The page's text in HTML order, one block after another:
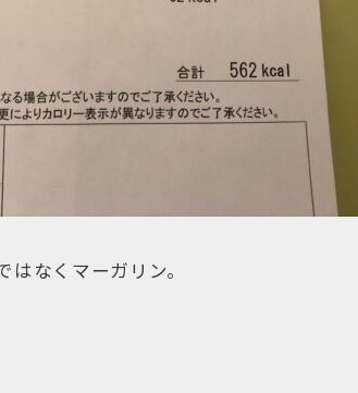
なくマーガリン。